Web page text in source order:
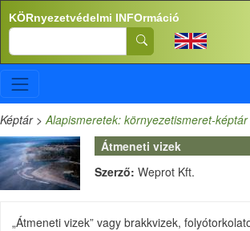
Ugrás a tartalomra
KÖRnyezetvédelmi INFOrmáció
Search
Képtár>Alapismeretek: környezetismeret-képtár
Átmeneti vizek
Szerző: Weprot Kft.
„Átmeneti vizek” vagy brakkvizek,